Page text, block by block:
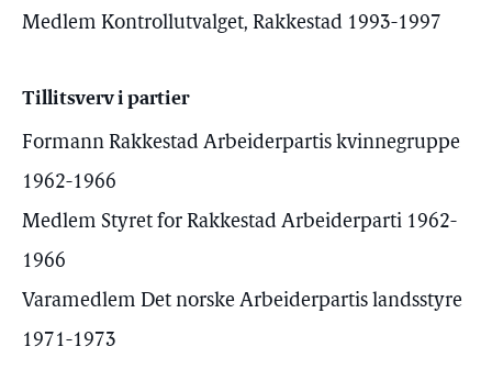
Medlem Kontrollutvalget, Rakkestad 1993-1997
Tillitsverv i partier
Formann Rakkestad Arbeiderpartis kvinnegruppe
1962-1966
Medlem Styret for Rakkestad Arbeiderparti 1962-
1966
Varamedlem Det norske Arbeiderpartis landsstyre
1971-1973